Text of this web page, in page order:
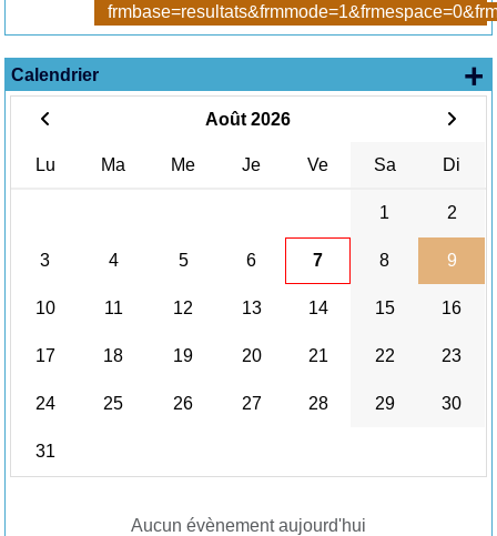
Calendrier
Août 2026
Lu Ma Me Je Ve Sa Di
1 2
3 4 5 6 7 8 9
10 11 12 13 14 15 16
17 18 19 20 21 22 23
24 25 26 27 28 29 30
31
Aucun évènement aujourd'hui
+